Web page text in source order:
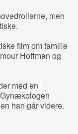
men
film om familie
Hoffman og
med en
han går videre.